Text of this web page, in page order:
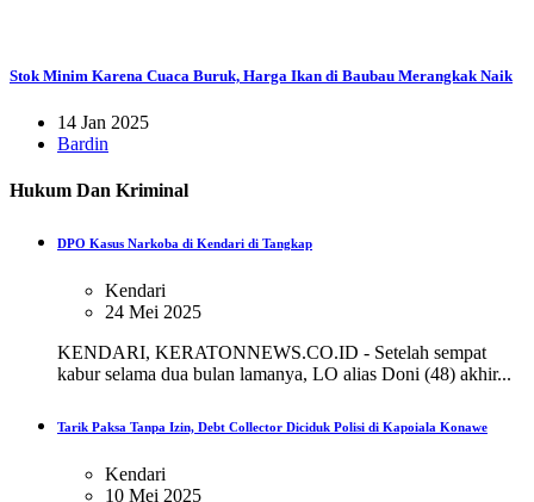
Stok Minim Karena Cuaca Buruk, Harga Ikan di Baubau Merangkak Naik
14 Jan 2025
Bardin
Hukum Dan Kriminal
DPO Kasus Narkoba di Kendari di Tangkap
Kendari
24 Mei 2025
KENDARI, KERATONNEWS.CO.ID - Setelah sempat
kabur selama dua bulan lamanya, LO alias Doni (48) akhir...
Tarik Paksa Tanpa Izin, Debt Collector Diciduk Polisi di Kapoiala Konawe
Kendari
10 Mei 2025